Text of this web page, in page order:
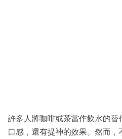
區
許多人將咖啡或茶當作飲水的替
口感，還有提神的效果。然而